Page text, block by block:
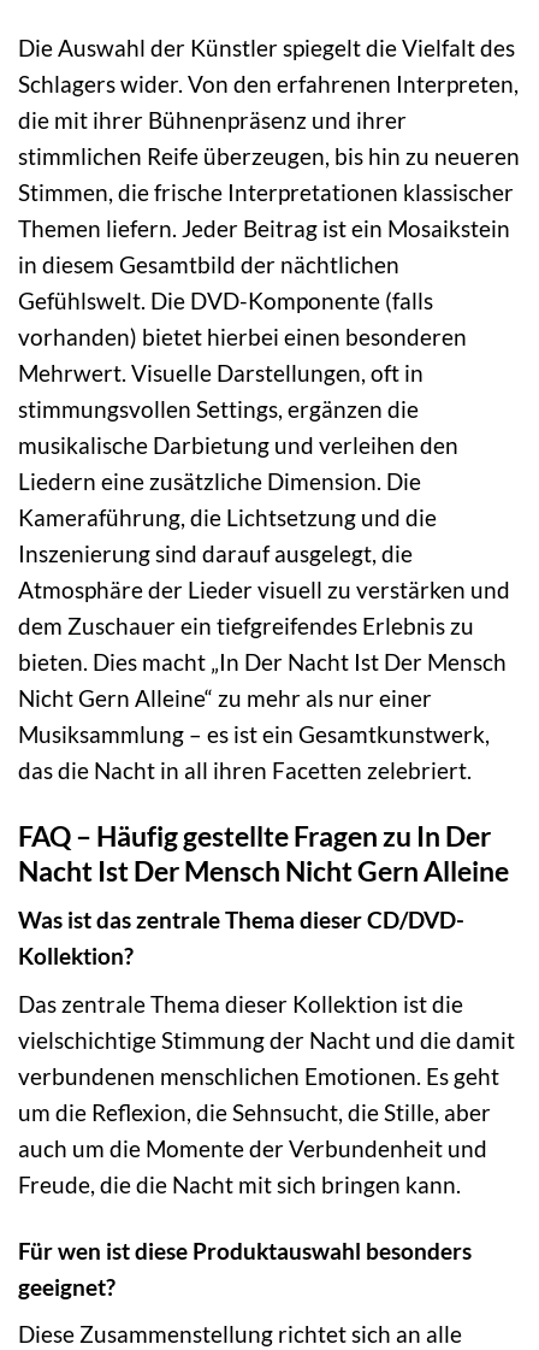
Die Auswahl der Künstler spiegelt die Vielfalt des
Schlagers wider. Von den erfahrenen Interpreten,
die mit ihrer Bühnenpräsenz und ihrer
stimmlichen Reife überzeugen, bis hin zu neueren
Stimmen, die frische Interpretationen klassischer
Themen liefern. Jeder Beitrag ist ein Mosaikstein
in diesem Gesamtbild der nächtlichen
Gefühlswelt. Die DVD-Komponente (falls
vorhanden) bietet hierbei einen besonderen
Mehrwert. Visuelle Darstellungen, oft in
stimmungsvollen Settings, ergänzen die
musikalische Darbietung und verleihen den
Liedern eine zusätzliche Dimension. Die
Kameraführung, die Lichtsetzung und die
Inszenierung sind darauf ausgelegt, die
Atmosphäre der Lieder visuell zu verstärken und
dem Zuschauer ein tiefgreifendes Erlebnis zu
bieten. Dies macht „In Der Nacht Ist Der Mensch
Nicht Gern Alleine“ zu mehr als nur einer
Musiksammlung – es ist ein Gesamtkunstwerk,
das die Nacht in all ihren Facetten zelebriert.
FAQ – Häufig gestellte Fragen zu In Der
Nacht Ist Der Mensch Nicht Gern Alleine
Was ist das zentrale Thema dieser CD/DVD-
Kollektion?
Das zentrale Thema dieser Kollektion ist die
vielschichtige Stimmung der Nacht und die damit
verbundenen menschlichen Emotionen. Es geht
um die Reflexion, die Sehnsucht, die Stille, aber
auch um die Momente der Verbundenheit und
Freude, die die Nacht mit sich bringen kann.
Für wen ist diese Produktauswahl besonders
geeignet?
Diese Zusammenstellung richtet sich an alle